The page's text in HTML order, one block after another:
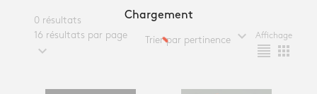
Chargement
0 résultats
16 résultats par page
expand_more
Trier par pertinence expand_more Affichage
format_align_justify apps